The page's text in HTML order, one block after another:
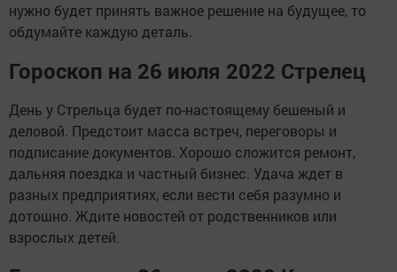
нужно будет принять важное решение на будущее, то
обдумайте каждую деталь.
Гороскоп на 26 июля 2022 Стрелец
День у Стрельца будет по-настоящему бешеный и
деловой. Предстоит масса встреч, переговоры и
подписание документов. Хорошо сложится ремонт,
дальняя поездка и частный бизнес. Удача ждет в
разных предприятиях, если вести себя разумно и
дотошно. Ждите новостей от родственников или
взрослых детей.